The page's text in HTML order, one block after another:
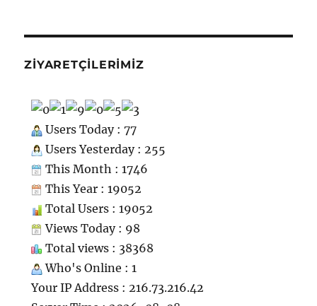
için
ZIYARETÇILERIMIZ
Users Today : 77
Users Yesterday : 255
This Month : 1746
This Year : 19052
Total Users : 19052
Views Today : 98
Total views : 38368
Who's Online : 1
Your IP Address : 216.73.216.42